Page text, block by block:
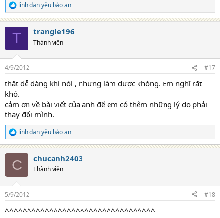
R
e
a
s
linh đan yêu bảo an
T trangle196
Thành viên
4/9/2012 #17
thật dễ dàng khi nói , nhưng làm được không. Em nghĩ rất
khó.
cảm ơn về bài viết của anh để em có thêm những lý do phải
thay đổi mình.
R
e
s
linh đan yêu bảo an
C chucanh2403
Thành viên
5/9/2012 #18
^^^^^^^^^^^^^^^^^^^^^^^^^^^^^^^^^^